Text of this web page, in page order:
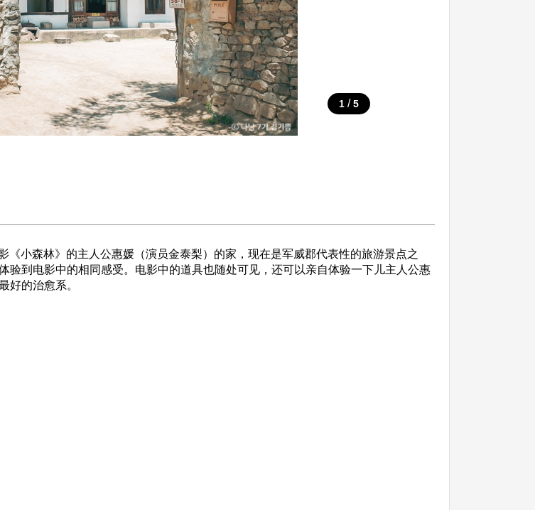
1 / 5
小森林》的主人公惠媛（演员金泰梨）的家，现在是军威郡代表性的旅游景点之
验到电影中的相同感受。电影中的道具也随处可见，还可以亲自体验一下儿主人公惠
好的治愈系。